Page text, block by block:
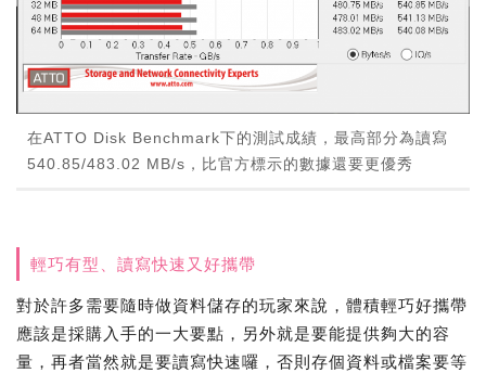
在ATTO Disk Benchmark下的測試成績，最高部分為讀寫
540.85/483.02 MB/s，比官方標示的數據還要更優秀
輕巧有型、讀寫快速又好攜帶
對於許多需要隨時做資料儲存的玩家來說，體積輕巧好攜帶
應該是採購入手的一大要點，另外就是要能提供夠大的容
量，再者當然就是要讀寫快速囉，否則存個資料或檔案要等